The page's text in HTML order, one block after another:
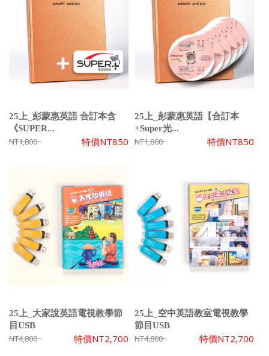
25上_彭蒙惠英語 合訂本含
《SUPER...
NT1,800 特價NT850
25上_彭蒙惠英語【合訂本
+Super光...
NT1,800 特價NT850
25上_大家說英語電視教學節
目USB
NT4,800 特價NT2,700
25上_空中英語教室電視教學
節目USB
NT4,800 特價NT2,700